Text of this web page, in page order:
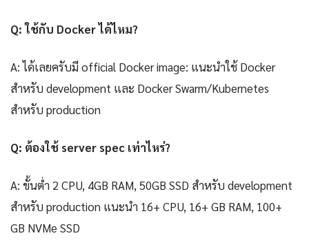
Q: ใช้กับ Docker ได้ไหม?
A: ได้เลยครับมี official Docker image: แนะนำใช้ Docker
สำหรับ development และ Docker Swarm/Kubernetes
สำหรับ production
Q: ต้องใช้ server spec เท่าไหร่?
A: ขั้นต่ำ 2 CPU, 4GB RAM, 50GB SSD สำหรับ development
สำหรับ production แนะนำ 16+ CPU, 16+ GB RAM, 100+
GB NVMe SSD